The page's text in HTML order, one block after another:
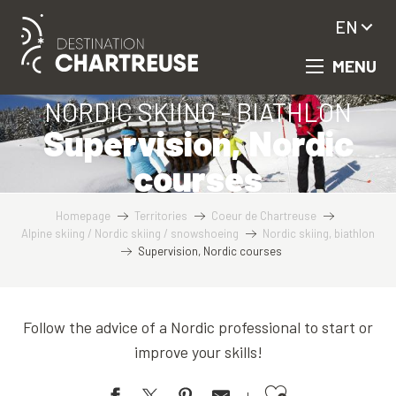
contenu
principal
MENU
EN
NORDIC SKIING - BIATHLON
Supervision, Nordic
courses
Homepage Territories
Coeur de Chartreuse
Alpine skiing / Nordic skiing / snowshoeing
Nordic skiing, biathlon
Supervision, Nordic courses
Follow the advice of a Nordic professional to start or
improve your skills!